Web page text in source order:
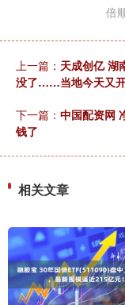
倍
上一篇： 天成创亿 湖
没了……当地今天又
下一篇： 中国配资网
钱了
相关文章